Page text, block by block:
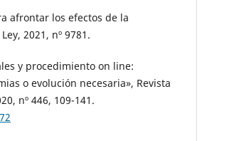
afrontar los efectos de la
2021, nº 9781.
y procedimiento on line:
o evolución necesaria», Revista
nº 446, 109-141.